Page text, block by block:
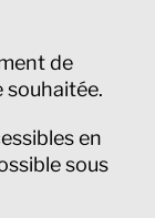
de
souhaitée.
en
sous